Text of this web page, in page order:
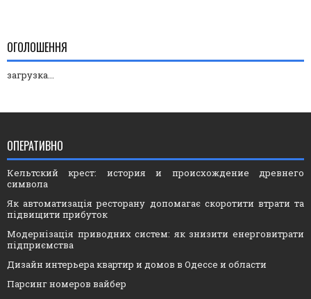
ОГОЛОШЕННЯ
загрузка...
ОПЕРАТИВНО
Кельтский крест: история и происхождение древнего
символа
Як автоматизація ресторану допомагає скоротити втрати та
підвищити прибуток
Модернізація приводних систем: як знизити енерговитрати
підприємства
Дизайн интерьера квартир и домов в Одессе и области
Парсинг номеров вайбер